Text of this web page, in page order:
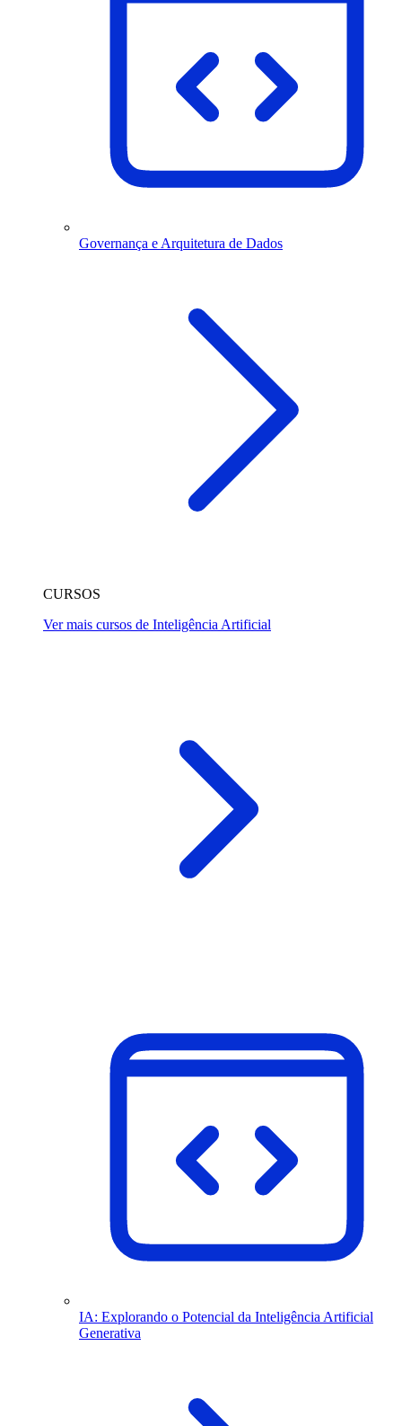
Governança e Arquitetura de Dados
CURSOS
Ver mais cursos de Inteligência Artificial
IA: Explorando o Potencial da Inteligência Artificial
Generativa